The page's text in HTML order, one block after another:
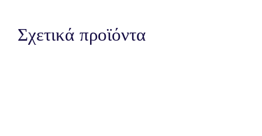
Σχετικά προϊόντα